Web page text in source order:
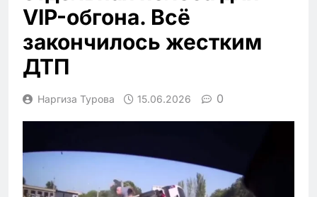
VIP-обгона. Всё
закончилось жестким
ДТП
Наргиза Турова 15.06.2026 0